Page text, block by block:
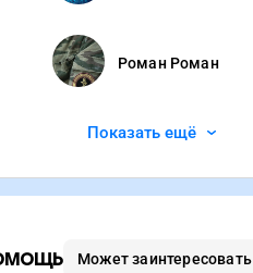
Роман Роман
Показать ещё
Может заинтересовать